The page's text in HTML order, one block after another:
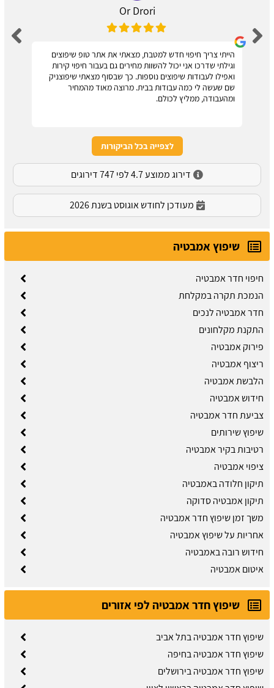
Or Drori
הייתי צריך חיפוי חדש למטבח, מצאתי את אתר טופ שיפוצים
וגילתי שדרכו אני יכול להשוות מחירים גם בעבור חיפוי קירות
ואפילו לעבודות שיפוצים נוספות. כך שבסוף מצאתי שיפוצניק
שם שעשה לי כמה עבודות בבית. מרוצה מאוד מהמחיר
ומהעבודה, ממליץ לכולם.
לצפייה בכל הביקורות
דירוג ממוצע 4.7 לפי 747 דירוגים
מעודכן לחודש אוגוסט בשנת 2026
שיפוץ אמבטיה
חיפוי חדר אמבטיה
הנמכת תקרה במקלחת
חדר אמבטיה לנכים
התקנת מקלחונים
פירוק אמבטיה
ריצוף אמבטיה
הלבשת אמבטיה
חידוש אמבטיה
צביעת חדר אמבטיה
שיפוץ שירותים
רטיבות בקיר אמבטיה
ציפוי אמבטיה
תיקון חלודה באמבטיה
תיקון אמבטיה סדוקה
משך זמן שיפוץ חדר אמבטיה
אחריות על שיפוץ אמבטיה
חידוש רובה באמבטיה
איטום אמבטיה
שיפוץ חדר אמבטיה לפי אזורים
שיפוץ חדר אמבטיה בתל אביב
שיפוץ חדר אמבטיה בחיפה
שיפוץ חדר אמבטיה בירושלים